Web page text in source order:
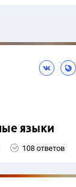
языки
108 ответов